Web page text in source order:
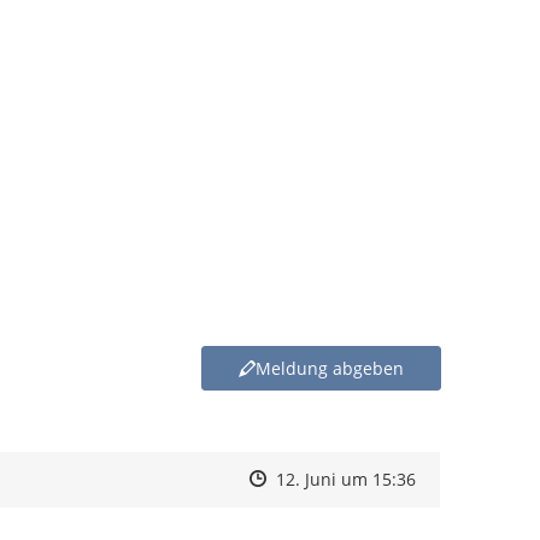
Meldung abgeben
Zeitpunkt des Erstellens
Zeitpunkt des Erstellens
12. Juni um 15:36Zur Äußerung